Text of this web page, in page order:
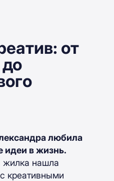
от
любила
идеи в жизнь.
жилка нашла
креативными